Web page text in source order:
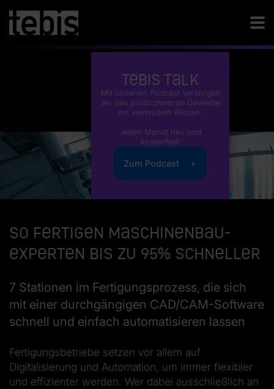
Tebis Talk
Mit unserem Podcast versorgen
wir das produzierende Gewerbe
mit wertvollem Wissen.
Jeden Monat neu und
kostenfrei!
Zum Podcast
So fertigen Maschinenbau-
Experten bis zu 95% schneller
7 Stationen im Fertigungsprozess, die sich
mit einer durchgängigen CAD/CAM-Software
schnell und einfach automatisieren lassen
Fertigungsbetriebe setzen vor allem auf
Digitalisierung und Automation, um immer flexibler
und effizienter werden. Wer dabei ausschließlich an